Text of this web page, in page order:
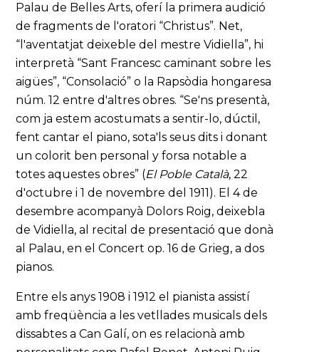
Palau de Belles Arts, oferí la primera audició
de fragments de l'oratori “Christus”. Net,
“l'aventatjat deixeble del mestre Vidiella”, hi
interpretà “Sant Francesc caminant sobre les
aigües”, “Consolació” o la Rapsòdia hongaresa
núm. 12 entre d'altres obres. “Se'ns presentà,
com ja estem acostumats a sentir-lo, dúctil,
fent cantar el piano, sota'ls seus dits i donant
un colorit ben personal y forsa notable a
totes aquestes obres” (El Poble Català, 22
d'octubre i 1 de novembre del 1911). El 4 de
desembre acompanyà Dolors Roig, deixebla
de Vidiella, al recital de presentació que donà
al Palau, en el Concert op. 16 de Grieg, a dos
pianos.
Entre els anys 1908 i 1912 el pianista assistí
amb freqüència a les vetllades musicals dels
dissabtes a Can Galí, on es relacionà amb